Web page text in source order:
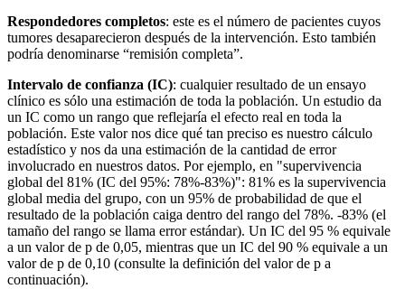
Respondedores completos: este es el número de pacientes cuyos
tumores desaparecieron después de la intervención. Esto también
podría denominarse “remisión completa”.
Intervalo de confianza (IC): cualquier resultado de un ensayo
clínico es sólo una estimación de toda la población. Un estudio da
un IC como un rango que reflejaría el efecto real en toda la
población. Este valor nos dice qué tan preciso es nuestro cálculo
estadístico y nos da una estimación de la cantidad de error
involucrado en nuestros datos. Por ejemplo, en "supervivencia
global del 81% (IC del 95%: 78%-83%)": 81% es la supervivencia
global media del grupo, con un 95% de probabilidad de que el
resultado de la población caiga dentro del rango del 78%. -83% (el
tamaño del rango se llama error estándar). Un IC del 95 % equivale
a un valor de p de 0,05, mientras que un IC del 90 % equivale a un
valor de p de 0,10 (consulte la definición del valor de p a
continuación).